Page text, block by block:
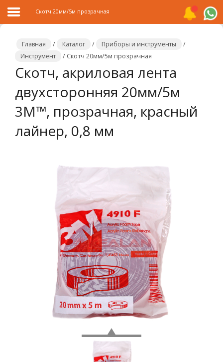
Главная
Каталог
Распродажа
О
Скотч 20мм/5м прозрачная
Главная / Каталог / Приборы и инструменты
/
Инструмент
/ Скотч 20мм/5м прозрачная
Скотч, акриловая лента
двухсторонняя 20мм/5м
3M™, прозрачная, красный
лайнер, 0,8 мм